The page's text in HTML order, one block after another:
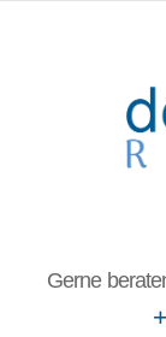
Gerne